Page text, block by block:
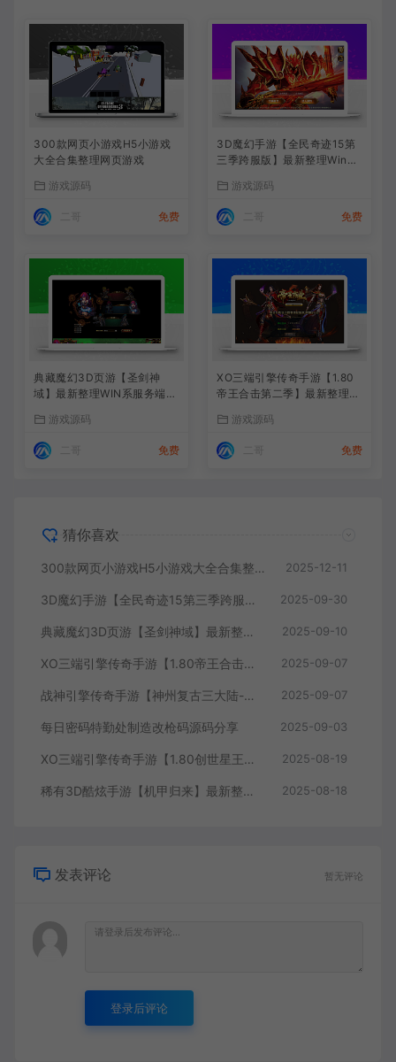
300款网页小游戏H5小游戏
大全合集整理网页游戏
游戏源码
免费
3D魔幻手游【全民奇迹15第
三季跨服版】最新整理Win系
具 游戏源码
免费
典藏魔幻3D页游【圣剑神
域】最新整理WIN系服务端
细外网教程
游戏源码
免费
XO三端引擎传奇手游【1.80
帝王合击第二季】最新整理Wi
+加密工具+详细搭建教程
游戏源码
免费
猜你喜欢
300款网页小游戏H5小游戏大全合集整理网页游戏 2025-12-11
3D魔幻手游【全民奇迹15第三季跨服版】最新整理Win系服务端+本地注册+加解密工具 2025-09-30
典藏魔幻3D页游【圣剑神域】最新整理WIN系服务端+管理后台+GM充值后台+详细外网教程 2025-09-10
XO三端引擎传奇手游【1.80帝王合击第二季】最新整理Win系服务端+PC安卓苹果三端+加密工具+详细搭建教程 2025-09-07
战神引擎传奇手游【神州复古三大陆-白猪3】最新整理WIN系特色服务端+安卓苹果双端 2025-09-07
每日密码特勤处制造改枪码源码分享 2025-09-03
XO三端引擎传奇手游【1.80创世星王合击】最新整理Win系服务端+详细搭建教程 2025-08-19
稀有3D酷炫手游【机甲归来】最新整理Win半手工服务端+GM后台 2025-08-18
发表评论 暂无评论
登录后评论